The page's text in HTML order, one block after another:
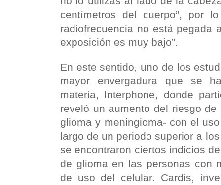
centímetros del cuerpo”, por
radiofrecuencia no está pegada
exposición es muy bajo”.
En este sentido, uno de los
mayor envergadura que se
materia, Interphone, donde
reveló un aumento del riesgo
glioma y meningioma- con el
largo de un periodo superior a
se encontraron ciertos indicios
de glioma en las personas con
de uso del celular. Cardis,